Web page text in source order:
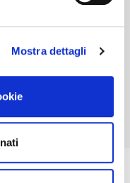
Mostra dettagli